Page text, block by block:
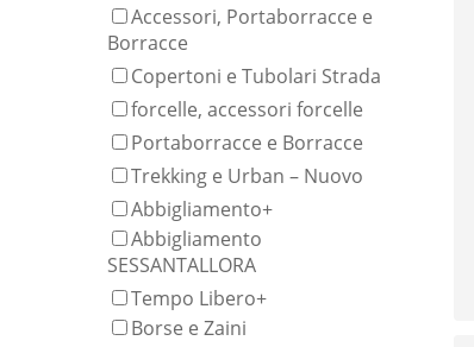
Accessori, Portaborracce e
Borracce
Copertoni e Tubolari Strada
forcelle, accessori forcelle
Portaborracce e Borracce
Trekking e Urban – Nuovo
Abbigliamento+
Abbigliamento
SESSANTALLORA
Tempo Libero+
Borse e Zaini